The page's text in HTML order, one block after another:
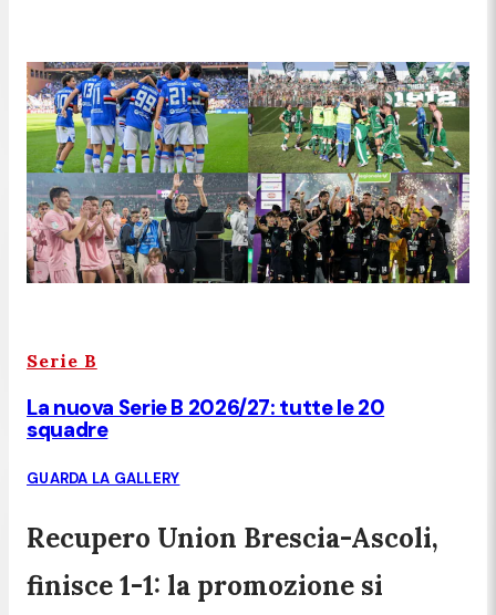
Serie B
La nuova Serie B 2026/27: tutte le 20
squadre
GUARDA LA GALLERY
Recupero Union Brescia-Ascoli,
finisce 1-1: la promozione si